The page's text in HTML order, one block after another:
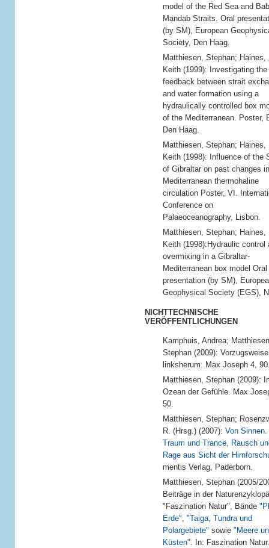
model of the Red Sea and
Mandab Straits. Oral
(by SM), European
Society, Den Haag.
Matthiesen, Stephan; Haines,
Keith (1999): Investigating the
feedback between strait
and water formation using a
hydraulically controlled box
of the Mediterranean. Poster,
Den Haag.
Matthiesen, Stephan; Haines,
Keith (1998): Influence of the
of Gibraltar on past changes in
Mediterranean thermohaline
circulation Poster, VI.
Conference on
Palaeoceanography, Lisbon.
Matthiesen, Stephan; Haines,
Keith (1998):Hydraulic control
overmixing in a Gibraltar-
Mediterranean box model Oral
presentation (by SM),
Geophysical Society (EGS),
NICHTTECHNISCHE
VERÖFFENTLICHUNGEN
Kamphuis, Andrea;
Stephan (2009): Vorzugsweise
linksherum. Max Joseph 4,
Matthiesen, Stephan (2009):
Ozean der Gefühle. Max
50.
Matthiesen, Stephan;
R. (Hrsg.) (2007): Von Sinnen.
Traum und Trance, Rausch
Rage aus Sicht der
mentis Verlag, Paderborn.
Matthiesen, Stephan (2005/
Beiträge in der
"Faszination Natur", Bände
Erde", "Taiga, Tundra und
Polargebiete" sowie "Meere
Küsten". In: Faszination Natur.